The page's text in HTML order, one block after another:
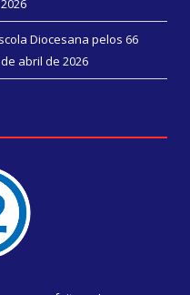
Diocesana pelos 66
de abril de 2026